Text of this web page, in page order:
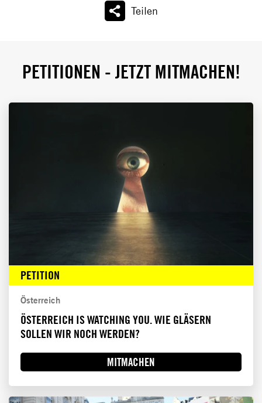
Teilen
PETITIONEN - JETZT MITMACHEN!
PETITION
Österreich
ÖSTERREICH IS WATCHING YOU. WIE GLÄSERN
SOLLEN WIR NOCH WERDEN?
MITMACHEN